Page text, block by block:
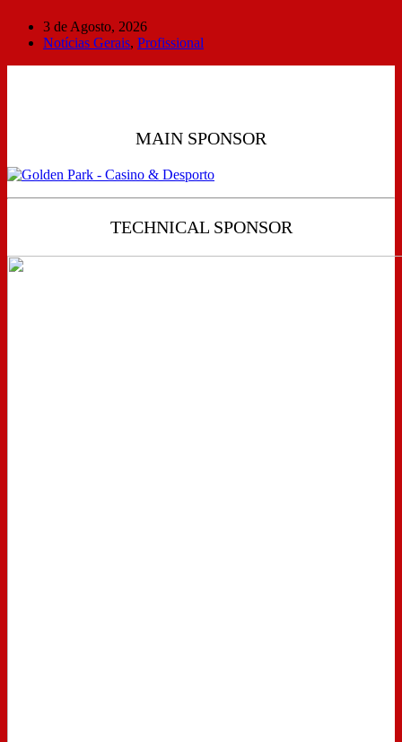
3 de Agosto, 2026
Notícias Gerais, Profissional
MAIN SPONSOR
TECHNICAL SPONSOR